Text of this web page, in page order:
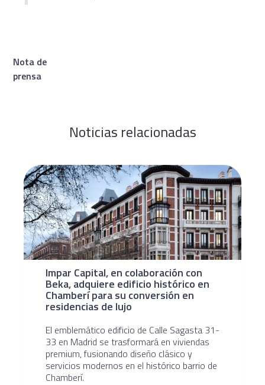
Nota de
prensa
Noticias relacionadas
Impar Capital, en colaboración con
Beka, adquiere edificio histórico en
Chamberí para su conversión en
residencias de lujo
El emblemático edificio de Calle Sagasta 31-
33 en Madrid se trasformará en viviendas
premium, fusionando diseño clásico y
servicios modernos en el histórico barrio de
Chamberí.